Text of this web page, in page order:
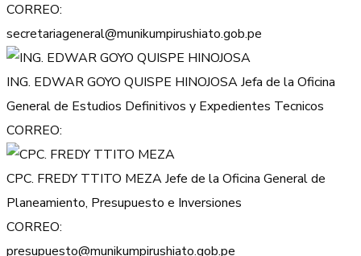
CORREO:
secretariageneral@munikumpirushiato.gob.pe
ING. EDWAR GOYO QUISPE HINOJOSAJefa de la Oficina
General de Estudios Definitivos y Expedientes Tecnicos
CORREO:
CPC. FREDY TTITO MEZAJefe de la Oficina General de
Planeamiento, Presupuesto e Inversiones
CORREO:
presupuesto@munikumpirushiato.gob.pe